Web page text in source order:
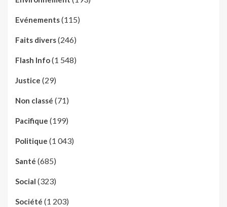
Evénements(115)
Faits divers(246)
Flash Info(1 548)
Justice (29)
Non classé (71)
Pacifique (199)
Politique (1 043)
Santé (685)
Social (323)
Société (1 203)